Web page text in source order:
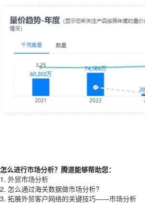
怎么进行市场分析？腾道能够帮助您：
1. 外贸市场分析
2. 怎么通过海关数据做市场分析?
3. 拓展外贸客户网络的关键技巧——市场分析